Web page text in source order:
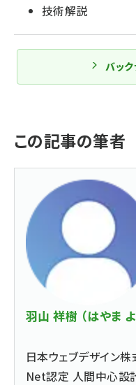
技術解説
バッ
この記事の筆者
羽山 祥樹 （はやま よ
日本ウェブデザイン
Net認定 人間中心設